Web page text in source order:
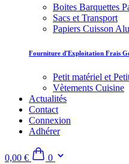
Boites Barquettes
Sacs et Transport
Papiers Cuisson
Fourniture d'Exploitation Frais
Petit matériel et
Vètements Cuisine
Actualités
Contact
Connexion
Adhérer
0,00 €
0